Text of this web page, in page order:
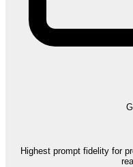
Highest prompt fidelity for